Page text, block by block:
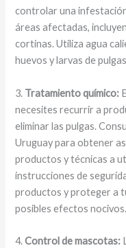
controlar una
áreas afectadas,
cortinas. Utiliza agua
huevos y larvas de
3. Tratamiento químico:
necesites recurrir a
eliminar las pulgas.
Uruguay para obtener
productos y técnicas a
instrucciones de
productos y proteger a
posibles efectos nocivos.
4.Control de mascotas: